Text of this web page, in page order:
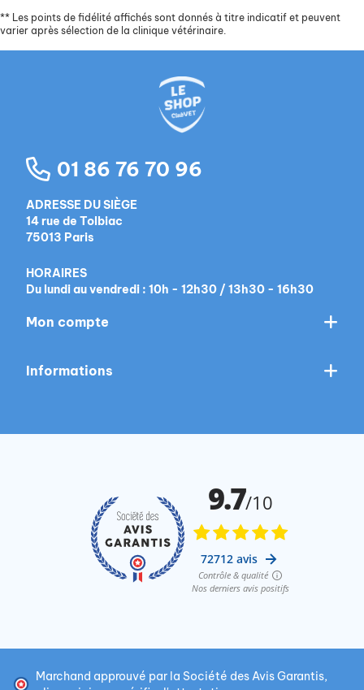
** Les points de fidélité affichés sont donnés à titre indicatif et peuvent
varier après sélection de la clinique vétérinaire.
01 86 76 70 96
ADRESSE DU SIÈGE
14 rue de Tolbiac
75013 Paris
HORAIRES
Du lundi au vendredi : 10h - 12h30 / 13h30 - 16h30
Mon compte
Informations
Marchand approuvé par la Société des Avis Garantis,